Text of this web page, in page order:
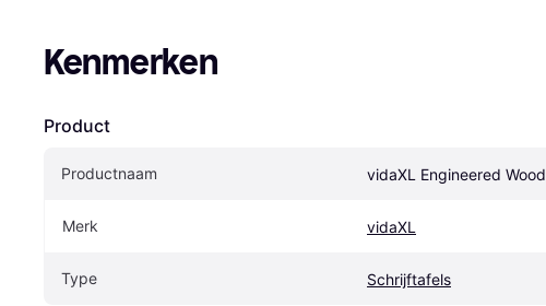
Kenmerken
Product
Productnaam vidaXL Engineered Wood
Merk vidaXL
Type Schrijftafels